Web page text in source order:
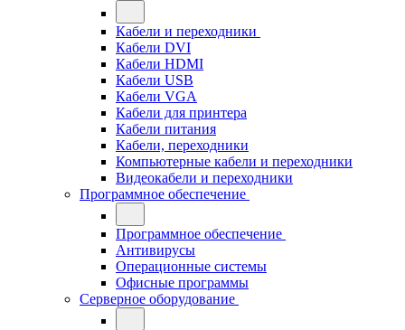
Кабели и переходники
Кабели DVI
Кабели HDMI
Кабели USB
Кабели VGA
Кабели для принтера
Кабели питания
Кабели, переходники
Компьютерные кабели и переходники
Видеокабели и переходники
Программное обеспечение
Программное обеспечение
Антивирусы
Операционные системы
Офисные программы
Серверное оборудование